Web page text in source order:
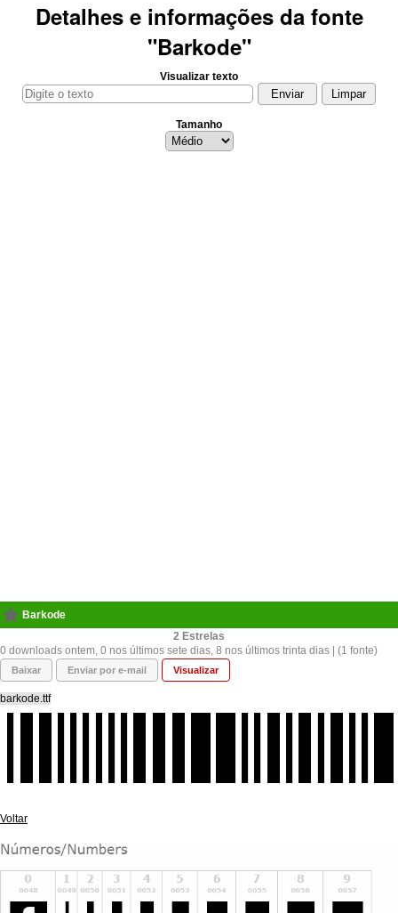
Detalhes e informações da fonte
"Barkode"
Visualizar texto
Tamanho
Barkode
2
0 downloads ontem, 0 nos últimos sete dias, 8 nos últimos trinta dias | (1 fonte)
Baixar Enviar por e-mail Visualizar
barkode.ttf
Voltar